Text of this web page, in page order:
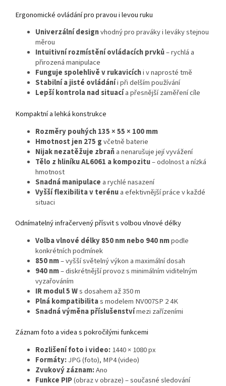
Ergonomické ovládání pro pravou i levou ruku
Univerzální designvhodný pro praváky i leváky stejnou
měrou
Intuitivní rozmístění ovládacích prvků– rychlá a
přirozená manipulace
Funguje spolehlivě v rukavicíchi v naprosté tmě
Stabilní a jisté ovládáníi při delším používání
Lepší kontrola nad situacía přesnější zaměření cíle
Kompaktní a lehká konstrukce
Rozměry pouhých 135 × 55 × 100 mm
Hmotnost jen 275 gvčetně baterie
Nijak nezatěžuje zbraňa nenarušuje její vyvážení
Tělo z hliníku AL6061 a kompozitu– odolnost a nízká
hmotnost
Snadná manipulace a rychlé nasazení
Vyšší flexibilita v terénua efektivnější práce v každé
situaci
Odnímatelný infračervený přísvit s volbou vlnové délky
Volba vlnové délky 850 nm nebo 940 nmpodle
konkrétních podmínek
850 nm– vyšší světelný výkon a maximální dosah
940 nm– diskrétnější provoz s minimálním viditelným
vyzařováním
IR modul 5 Ws dosahem až 350 m
Plná kompatibilitas modelem NV007SP 2 4K
Snadná výměna příslušenstvímezi zařízeními
Záznam foto a videa s pokročilými funkcemi
Rozlišení foto i video:1440 × 1080 px
Formáty:JPG (foto), MP4 (video)
Zvukový záznam:Ano
Funkce PIP(obraz v obraze) – současné sledování